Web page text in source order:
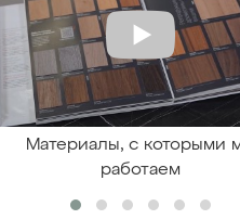
Материалы, с которыми
работаем